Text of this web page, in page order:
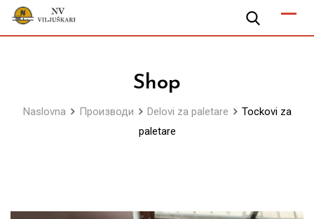
Skip
Shop
Naslovna Производи Delovi za paletare
Tockovi za
paletare